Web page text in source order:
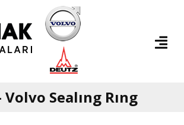
Sealıng Rıng